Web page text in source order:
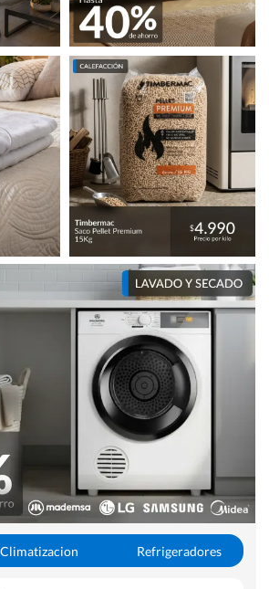
Climatizacion
Refrigeradores